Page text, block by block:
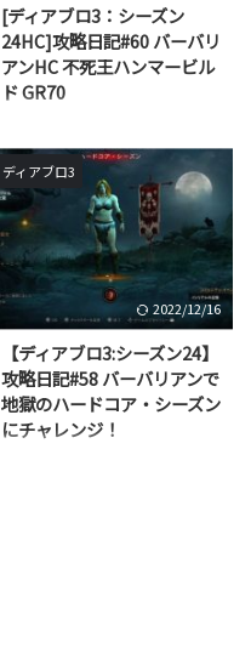
[ディアブロ3：シーズン
24HC]攻略日記#60 バーバリ
アンHC 不死王ハンマービル
ド GR70
（@jbjbgame）です。 前回の記
事で、ハードコア・シーズンをバ
ーバリアンで戦い抜き、シーズ
ン・ジャーニーのチャプターⅣま
でクリアできました。 [ディアブ
ロ3：シーズン24HC]攻略日記#59
バーバリアンHCでシーズン・ジ
ャーニーのチャプターⅣクリア
どうも、じゃぶじゃぶ
（@jbjbgame）です。 前回、デ
ィアブロ３シーズン24をスタート
させて、2回のやり直しを経て何
とか軌道に乗せるところまでいけ
ディアブロ3
2022/12/16
【ディアブロ3:シーズン24】
攻略日記#58 バーバリアンで
地獄のハードコア・シーズン
にチャレンジ！